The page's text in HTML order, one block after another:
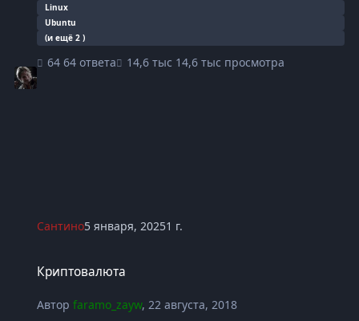
Linux
Ubuntu
(и ещё 2 )
64 ответа 14,6 тыс просмотра
Сантино5 января, 20251 г.
Криптовалюта
Авторfaramo_zayw, 22 августа, 2018